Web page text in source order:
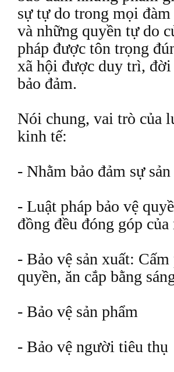
sự tự do trong mọi
và những quyền tự do
pháp được tôn trọng
xã hội được duy trì,
bảo đảm.
Nói chung, vai trò của
kinh tế:
- Nhằm bảo đảm sự
- Luật pháp bảo vệ
đồng đều đóng góp
- Bảo vệ sản xuất: Cấm
quyền, ăn cắp bằng
- Bảo vệ sản phẩm
- Bảo vệ người tiêu thụ